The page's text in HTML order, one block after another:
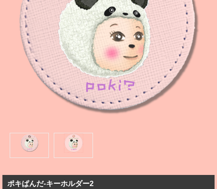
ポキぱんだ-キーホルダー2